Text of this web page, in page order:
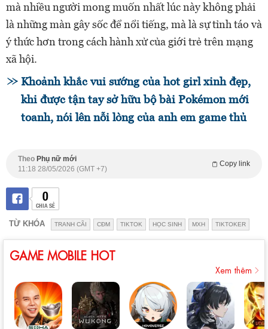
mà nhiều người mong muốn nhất lúc này không phải
là những màn gây sốc để nổi tiếng, mà là sự tỉnh táo và
ý thức hơn trong cách hành xử của giới trẻ trên mạng
xã hội.
Khoảnh khắc vui sướng của hot girl xinh đẹp,
khi được tận tay sở hữu bộ bài Pokémon mới
toanh, nói lên nỗi lòng của anh em game thủ
Theo Phụ nữ mới
Copy link
11:18 28/05/2026 (GMT +7)
0
CHIA SẺ
TỪ KHÓA TRANH CÃI CĐM TIKTOK HỌC SINH MXH TIKTOKER
GAME MOBILE HOT
Xem thêm